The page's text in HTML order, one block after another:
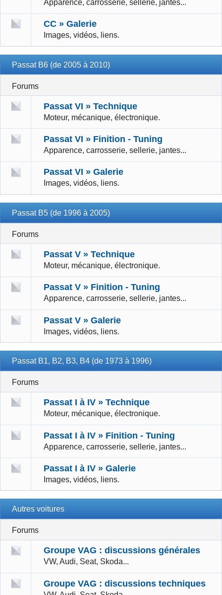
Apparence, carrosserie, sellerie, jantes...
CC » Galerie
Images, vidéos, liens.
Passat B6 (de 2005 à 2010)
Forums
Passat VI » Technique
Moteur, mécanique, électronique.
Passat VI » Finition - Tuning
Apparence, carrosserie, sellerie, jantes...
Passat VI » Galerie
Images, vidéos, liens.
Passat B5 (de 1996 à 2005)
Forums
Passat V » Technique
Moteur, mécanique, électronique.
Passat V » Finition - Tuning
Apparence, carrosserie, sellerie, jantes...
Passat V » Galerie
Images, vidéos, liens.
Passat B1, B2, B3, B4 (de 1973 à 1996)
Forums
Passat I à IV » Technique
Moteur, mécanique, électronique.
Passat I à IV » Finition - Tuning
Apparence, carrosserie, sellerie, jantes...
Passat I à IV » Galerie
Images, vidéos, liens.
Autres voitures
Forums
Groupe VAG : discussions générales
VW, Audi, Seat, Skoda...
Groupe VAG : discussions techniques